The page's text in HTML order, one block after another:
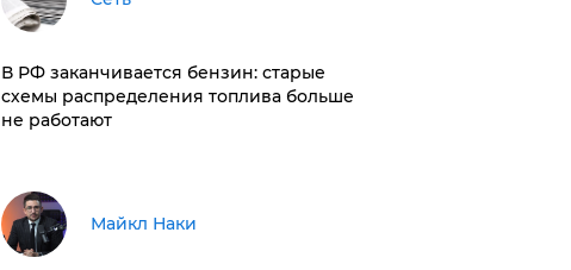
​В РФ заканчивается бензин: старые
схемы распределения топлива больше
не работают
Майкл Наки